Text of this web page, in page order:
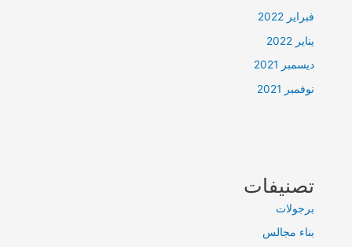
فبراير 2022
يناير 2022
ديسمبر 2021
نوفمبر 2021
تصنيفات
برجولات
بناء مجالس